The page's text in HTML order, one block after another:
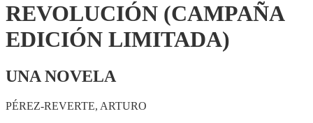
REVOLUCIÓN (CAMPAÑA
EDICIÓN LIMITADA)
UNA NOVELA
PÉREZ-REVERTE, ARTURO